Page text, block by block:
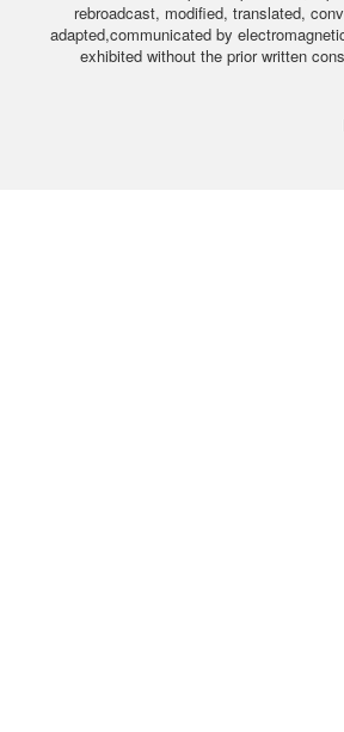
rebroadcast, modified, translated,
adapted,communicated by
exhibited without the prior written